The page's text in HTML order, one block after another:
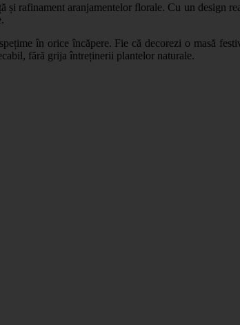
și rafinament aranjamentelor florale. Cu un design
în orice încăpere. Fie că decorezi o masă
fără grija întreținerii plantelor naturale.